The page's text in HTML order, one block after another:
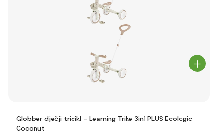
Globber dječji tricikl - Learning Trike 3in1 PLUS Ecologic
Coconut